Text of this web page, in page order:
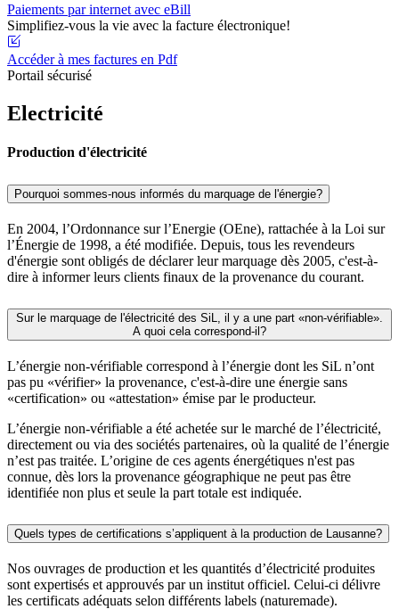
Paiements par internet avec eBill
Simplifiez-vous la vie avec la facture électronique!
Accéder à mes factures en Pdf
Portail sécurisé
Electricité
Production d'électricité
Pourquoi sommes-nous informés du marquage de l'énergie?
En 2004, l’Ordonnance sur l’Energie (OEne), rattachée à la Loi sur
l’Énergie de 1998, a été modifiée. Depuis, tous les revendeurs
d'énergie sont obligés de déclarer leur marquage dès 2005, c'est-à-
dire à informer leurs clients finaux de la provenance du courant.
Sur le marquage de l'électricité des SiL, il y a une part «non-vérifiable».
A quoi cela correspond-il?
L’énergie non-vérifiable correspond à l’énergie dont les SiL n’ont
pas pu «vérifier» la provenance, c'est-à-dire une énergie sans
«certification» ou «attestation» émise par le producteur.
L’énergie non-vérifiable a été achetée sur le marché de l’électricité,
directement ou via des sociétés partenaires, où la qualité de l’énergie
n’est pas traitée. L’origine de ces agents énergétiques n'est pas
connue, dès lors la provenance géographique ne peut pas être
identifiée non plus et seule la part totale est indiquée.
Quels types de certifications s’appliquent à la production de Lausanne?
Nos ouvrages de production et les quantités d’électricité produites
sont expertisés et approuvés par un institut officiel. Celui-ci délivre
les certificats adéquats selon différents labels (naturemade).